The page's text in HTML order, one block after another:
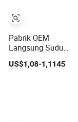
Pabrik OEM
Langsung Sudut
Sembilan Puluh
Derajat Kuningan
US$1,08-1,1145